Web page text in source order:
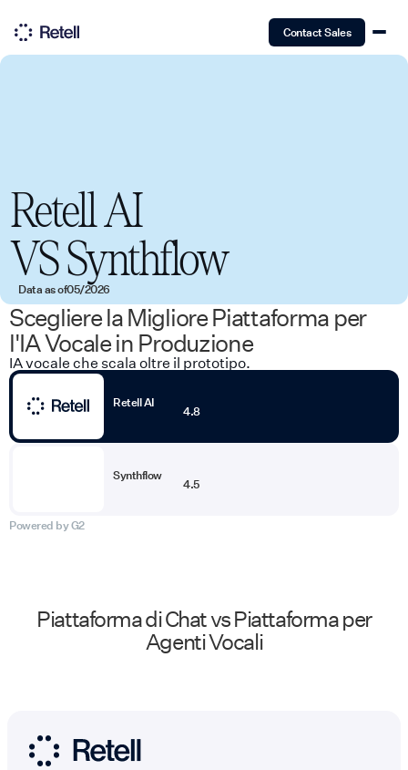
Contact Sales
Retell AI
VSSynthflow
Data as of05/2026
Scegliere la Migliore Piattaforma per
l'IA Vocale in Produzione
IA vocale che scala oltre il prototipo.
Retell AI
4.8
Synthflow
4.5
Powered by G2
Piattaforma di Chat vs Piattaforma per
Agenti Vocali